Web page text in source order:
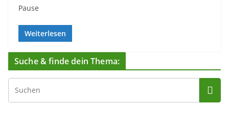
Pause
Weiterlesen
Suche & finde dein Thema: